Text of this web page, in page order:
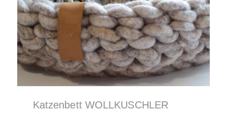
Produktseite
gewählt
werden
Katzenbett WOLLKUSCHLER